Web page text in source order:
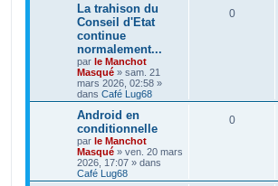
La trahison du
Conseil d'Etat
continue
normalement...
par le Manchot
Masqué » sam. 21
mars 2026, 02:58 »
dans Café Lug68
0
Android en
conditionnelle
par le Manchot
Masqué » ven. 20 mars
2026, 17:07 » dans
Café Lug68
0